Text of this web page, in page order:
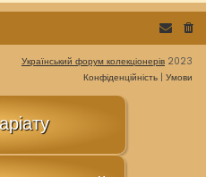
Український форум колекціонерів 2023
Конфіденційність | Умови